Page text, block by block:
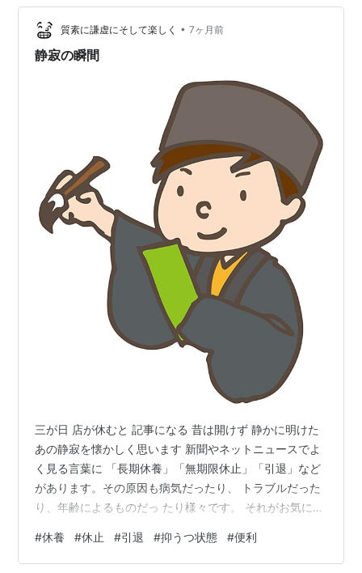
質素に謙虚にそして楽しく • 7ヶ月前
静寂の瞬間
三が日 店が休むと 記事になる 昔は開けず 静かに明けた
あの静寂を懐かしく思います 新聞やネットニュースでよ
く見る言葉に 「長期休養」「無期限休止」「引退」など
があります。その原因も病気だったり、 トラブルだった
り、年齢によるものだっ たり様々です。 それがお気に入
すが休み をとる、ということはとても大事なこと だと思
います。 かくいう私も、現役バリバリだった若い 頃、仕
#休養 #休止 #引退 #抑うつ状態 #便利